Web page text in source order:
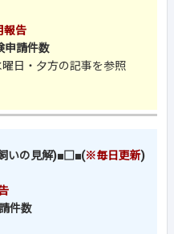
報告
申請件数
日・夕方の記事を参照
いの見解)■□■(※毎日更新)
件数